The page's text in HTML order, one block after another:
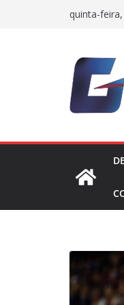
quinta-